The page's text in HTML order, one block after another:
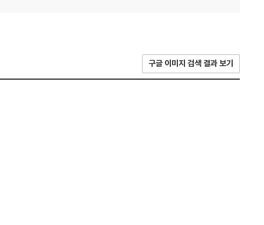
구글 이미지 검색 결과 보기